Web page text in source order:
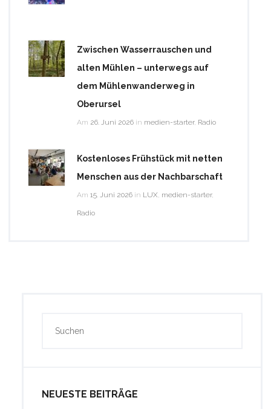
Zwischen Wasserrauschen und
alten Mühlen – unterwegs auf
dem Mühlenwanderweg in
Oberursel
Am 26. Juni 2026 in medien-starter, Radio
Kostenloses Frühstück mit netten
Menschen aus der Nachbarschaft
Am 15. Juni 2026 in LUX, medien-starter,
Radio
NEUESTE BEITRÄGE